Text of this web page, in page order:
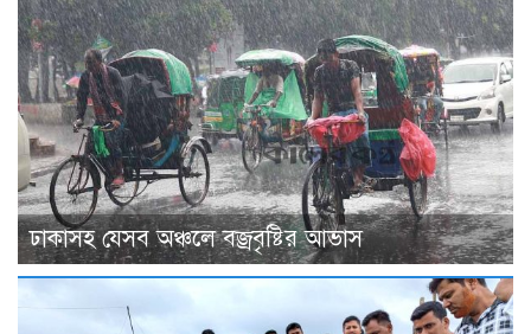
ঢাকাসহ যেসব অঞ্চলে বজ্রবৃষ্টির আভাস